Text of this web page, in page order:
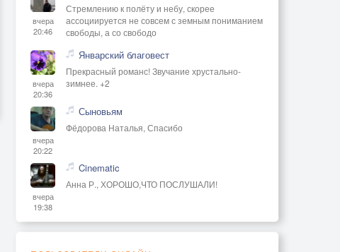
вчера
20:46
Стремлению к полёту и небу, скорее
ассоциируется не совсем с земным пониманием
свободы, а со свободо
вчера
20:36
Январский благовест
Прекрасный романс! Звучание хрустально-
зимнее. +2
вчера
20:22
Сыновьям
Фёдорова Наталья, Спасибо
вчера
19:38
Cinematic
Анна Р., ХОРОШО,ЧТО ПОСЛУШАЛИ!